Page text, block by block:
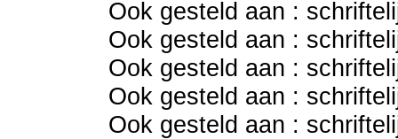
Ook gesteld aan :
Ook gesteld aan :
Ook gesteld aan :
Ook gesteld aan :
Ook gesteld aan :